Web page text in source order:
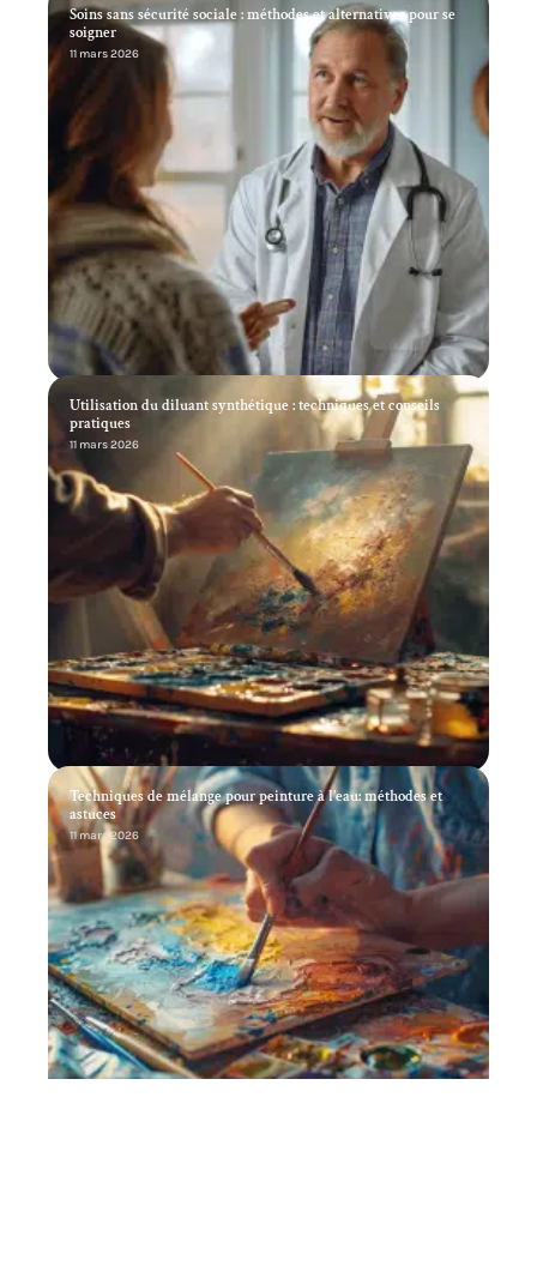
Soins sans sécurité sociale : méthodes et alternatives pour se
soigner
11 mars 2026
Utilisation du diluant synthétique : techniques et conseils
pratiques
11 mars 2026
Techniques de mélange pour peinture à l’eau: méthodes et
astuces
11 mars 2026